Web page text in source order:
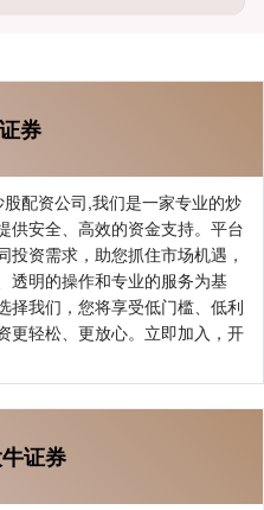
券
配资公司,我们是一家专业的炒
供安全、高效的资金支持。平台
资需求，助您抓住市场机遇，
透明的操作和专业的服务为基
择我们，您将享受低门槛、低利
更轻松、更放心。立即加入，开
证券